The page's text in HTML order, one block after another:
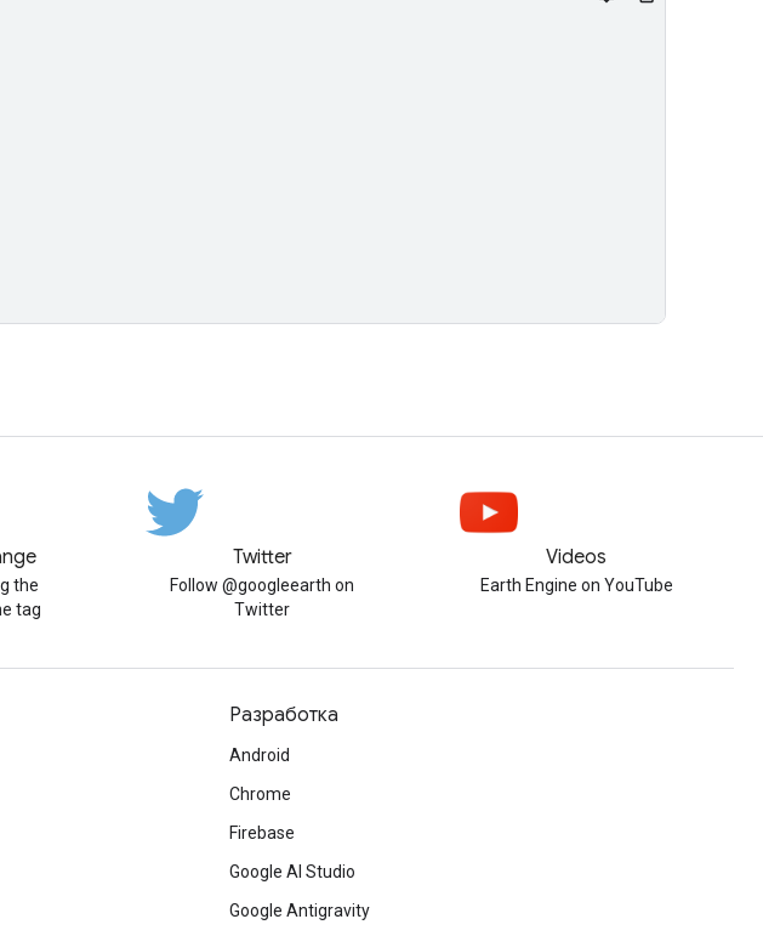
the
tag
Twitter
Follow @googleearth on
Twitter
Videos
Earth Engine on YouTube
Разработка
Android
Chrome
Firebase
Google AI Studio
Google Antigravity